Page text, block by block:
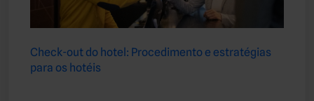
Check-out do hotel: Procedimento e estratégias
para os hotéis